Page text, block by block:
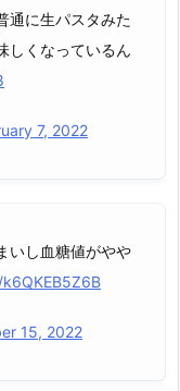
通に生パスタみた
しくなっているん
7, 2022
いし血糖値がやや
15, 2022